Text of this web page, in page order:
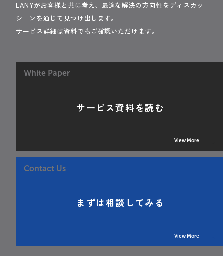
LANYがお客様と共に考え、最適な解決の方向性をディスカッ
ションを通じて見つけ出します。
サービス詳細は資料でもご確認いただけます。
White Paper
サービス資料を読む
View More
Contact Us
まずは相談してみる
View More